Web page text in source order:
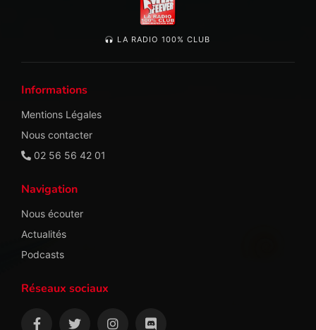
LA RADIO 100% CLUB
Informations
Mentions Légales
Nous contacter
02 56 56 42 01
Navigation
Nous écouter
Actualités
Podcasts
Réseaux sociaux